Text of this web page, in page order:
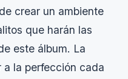
crear un ambiente
que harán las
este álbum. La
a la perfección cada